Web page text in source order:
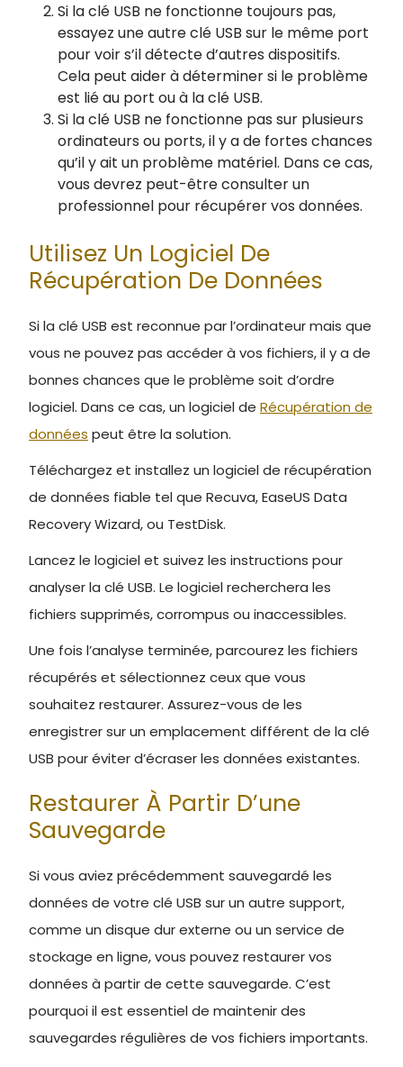
Si la clé USB ne fonctionne toujours pas,
essayez une autre clé USB sur le même port
pour voir s’il détecte d’autres dispositifs.
Cela peut aider à déterminer si le problème
est lié au port ou à la clé USB.
Si la clé USB ne fonctionne pas sur plusieurs
ordinateurs ou ports, il y a de fortes chances
qu’il y ait un problème matériel. Dans ce cas,
vous devrez peut-être consulter un
professionnel pour récupérer vos données.
Utilisez Un Logiciel De
Récupération De Données
Si la clé USB est reconnue par l’ordinateur mais que
vous ne pouvez pas accéder à vos fichiers, il y a de
bonnes chances que le problème soit d’ordre
logiciel. Dans ce cas, un logiciel de Récupération de
données peut être la solution.
Téléchargez et installez un logiciel de récupération
de données fiable tel que Recuva, EaseUS Data
Recovery Wizard, ou TestDisk.
Lancez le logiciel et suivez les instructions pour
analyser la clé USB. Le logiciel recherchera les
fichiers supprimés, corrompus ou inaccessibles.
Une fois l’analyse terminée, parcourez les fichiers
récupérés et sélectionnez ceux que vous
souhaitez restaurer. Assurez-vous de les
enregistrer sur un emplacement différent de la clé
USB pour éviter d’écraser les données existantes.
Restaurer À Partir D’une
Sauvegarde
Si vous aviez précédemment sauvegardé les
données de votre clé USB sur un autre support,
comme un disque dur externe ou un service de
stockage en ligne, vous pouvez restaurer vos
données à partir de cette sauvegarde. C’est
pourquoi il est essentiel de maintenir des
sauvegardes régulières de vos fichiers importants.